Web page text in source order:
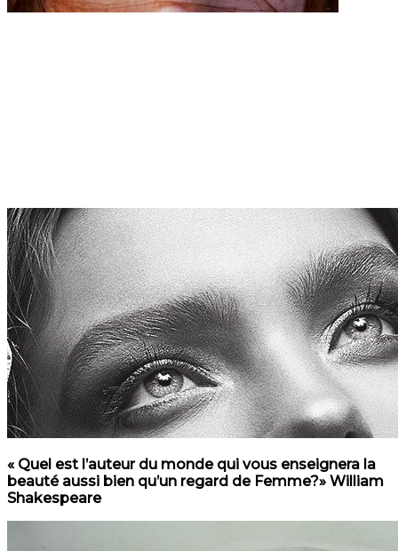
« Quel est l’auteur du monde qui vous enseignera la
beauté aussi bien qu’un regard de Femme?» William
Shakespeare